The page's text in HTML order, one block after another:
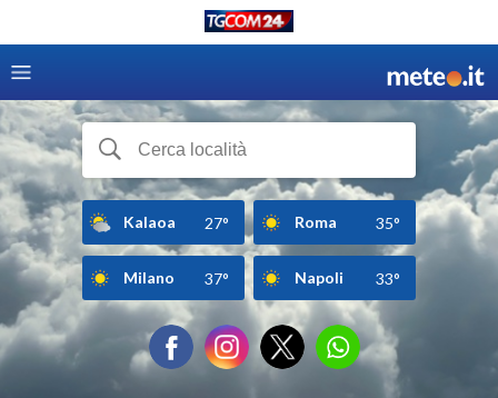
Kalaoa 27° Roma 35°
Milano 37° Napoli 33°